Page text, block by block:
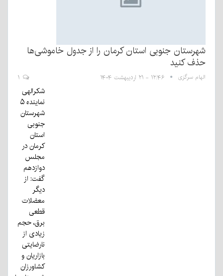
شهرستان جنوبی استان کرمان را از جدول خاموشی‌ها
حذف کنید
الهام سرگزی ۱۲:۴۶ - ۲۱ اردیبهشت ۱۴۰۴
شکرالهی
نماینده ۵
شهرستان
جنوبی
استان
کرمان در
مجلس
دوازدهم
گفت: از
دیگر
معضلات
قطعی
برق، حجم
زیادی از
نارضایتی
بازاریان و
کشاورزان